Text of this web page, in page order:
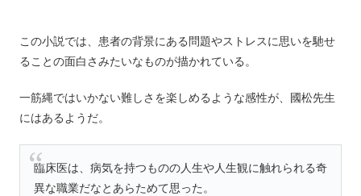
この小説では、患者の背景にある問題やストレスに思いを馳せ
ることの面白さみたいなものが描かれている。
一筋縄ではいかない難しさを楽しめるような感性が、國松先生
にはあるようだ。
臨床医は、病気を持つものの人生や人生観に触れられる奇
異な職業だなとあらためて思った。